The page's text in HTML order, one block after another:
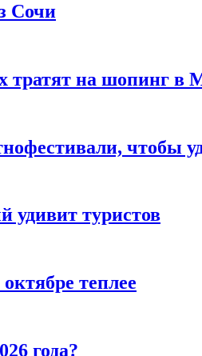
Сочи
тратят на шопинг в
чтобы
удивит туристов
теплее
года?